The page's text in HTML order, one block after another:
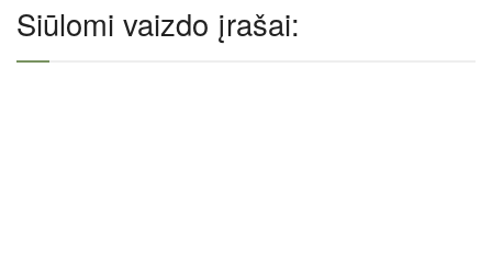
Siūlomi vaizdo įrašai: